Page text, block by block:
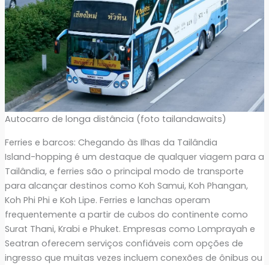
Autocarro de longa distância (foto tailandawaits)
Ferries e barcos: Chegando às Ilhas da Tailândia
Island-hopping é um destaque de qualquer viagem para a
Tailândia, e ferries são o principal modo de transporte
para alcançar destinos como Koh Samui, Koh Phangan,
Koh Phi Phi e Koh Lipe. Ferries e lanchas operam
frequentemente a partir de cubos do continente como
Surat Thani, Krabi e Phuket. Empresas como Lomprayah e
Seatran oferecem serviços confiáveis com opções de
ingresso que muitas vezes incluem conexões de ônibus ou